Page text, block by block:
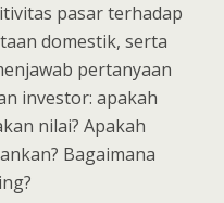
pasar terhadap
domestik, serta
pertanyaan
investor: apakah
nilai? Apakah
Bagaimana